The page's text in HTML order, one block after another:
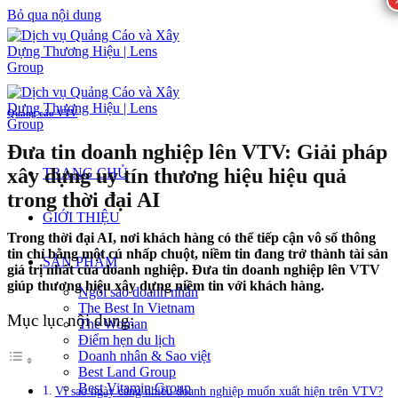
Bỏ qua nội dung
TRANG CHỦ
GIỚI THIỆU
SẢN PHẨM
Ngôi sao doanh nhân
The Best In Vietnam
The Woman
Điểm hẹn du lịch
Doanh nhân & Sao việt
Best Land Group
Best Vitamin Group
Quảng cáo VTV
Đưa tin doanh nghiệp lên VTV: Giải pháp
xây dựng uy tín thương hiệu hiệu quả
trong thời đại AI
Trong thời đại AI, nơi khách hàng có thể tiếp cận vô số thông
tin chỉ bằng một cú nhấp chuột, niềm tin đang trở thành tài sản
giá trị nhất của doanh nghiệp. Đưa tin doanh nghiệp lên VTV
giúp thương hiệu xây dựng niềm tin với khách hàng.
Mục lục nội dung:
Vì sao ngày càng nhiều doanh nghiệp muốn xuất hiện trên VTV?